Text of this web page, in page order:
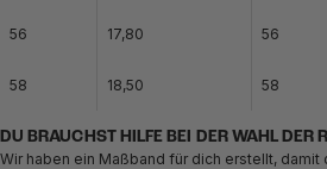
56 17,80 56
58 18,50 58
DU BRAUCHST HILFE BEI DER WAHL DER
Wir haben ein Maßband für dich erstellt, damit